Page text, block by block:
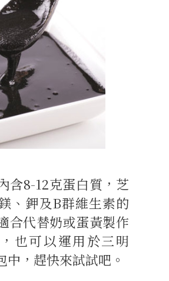
含8-12克蛋白質，芝
、鉀及B群維生素的
合代替奶或蛋黃製作
也可以運用於三明
中，趕快來試試吧。